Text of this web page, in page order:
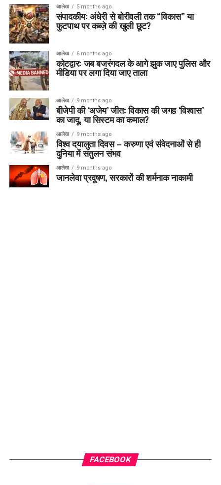
आलेख 5 months ago
संपादकीय: अंधेरी से बोरीवली तक “विकास” या
फुटपाथ पर कब्ज़े की खुली छूट?
आलेख 6 months ago
कोटद्वार: जब बजरंगदल के आगे झुक जाए पुलिस और
मीडिया पर लगा दिया जाए ताला
आलेख 9 months ago
बीजेपी की ‘अजेय’ जीत: विकास की जगह ‘विश्वास’
का जादू, या सिस्टम का कमाल?
आलेख 9 months ago
विश्व दयालुता दिवस – करुणा एवं संवेदनाओं से ही
दुनिया में संतुलन संभव
आलेख 9 months ago
जानलेवा प्रदूषण, सरकारों की शर्मनाक नाकामी
FACEBOOK